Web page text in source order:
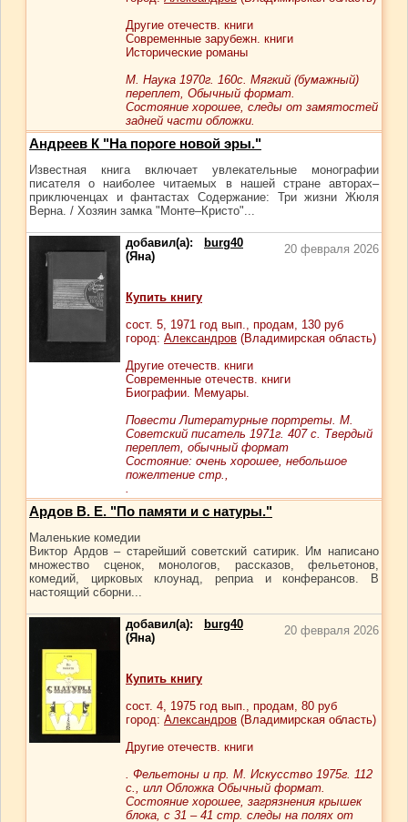
Другие отечеств. книги
Современные зарубежн. книги
Исторические романы
М. Наука 1970г. 160с. Мягкий (бумажный)
переплет, Обычный формат.
Состояние хорошее, следы от замятостей
задней части обложки.
Андреев К "На пороге новой эры."
Известная книга включает увлекательные монографии
писателя о наиболее читаемых в нашей стране авторах–
приключенцах и фантастах Содержание: Три жизни Жюля
Верна. / Хозяин замка "Монте–Кристо"...
добавил(а):
burg40
(Яна)
20 февраля 2026
Купить книгу
сост. 5, 1971 год вып., продам, 130 руб
город: Александров (Владимирская область)
Другие отечеств. книги
Современные отечеств. книги
Биографии. Мемуары.
Повести Литературные портреты. М.
Советский писатель 1971г. 407 с. Твердый
переплет, обычный формат
Cостояние: очень хорошее, небольшое
пожелтение стр.,
.
Ардов В. Е. "По памяти и с натуры."
Маленькие комедии
Виктор Ардов – старейший советский сатирик. Им написано
множество сценок, монологов, рассказов, фельетонов,
комедий, цирковых клоунад, реприа и конферансов. В
настоящий сборни...
добавил(а):
burg40
(Яна)
20 февраля 2026
Купить книгу
сост. 4, 1975 год вып., продам, 80 руб
город: Александров (Владимирская область)
Другие отечеств. книги
. Фельетоны и пр. М. Искусство 1975г. 112
с., илл Обложка Обычный формат.
Состояние хорошее, загрязнения крышек
блока, с 31 – 41 стр. следы на полях от